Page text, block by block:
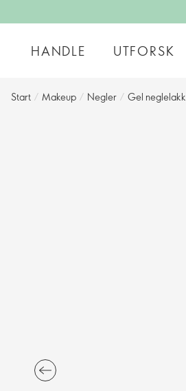
HANDLE UTFORSK
Start / Makeup / Negler / Gel neglelakk